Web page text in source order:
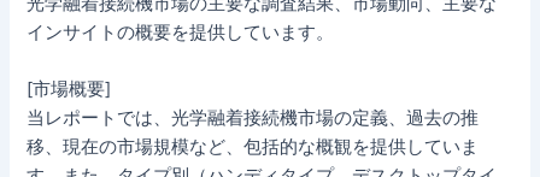
インサイトの概要を提供しています。
[市場概要]
当レポートでは、光学融着接続機市場の定義、過去の推
移、現在の市場規模など、包括的な概観を提供していま